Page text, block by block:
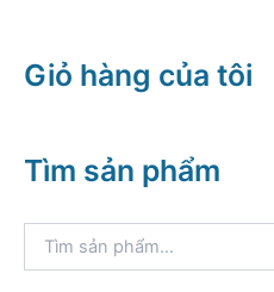
Giỏ hàng của tôi
Tìm sản phẩm